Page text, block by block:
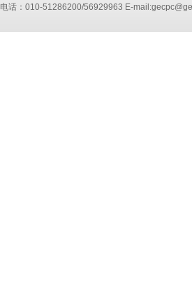
电话：010-51286200/56929963 E-